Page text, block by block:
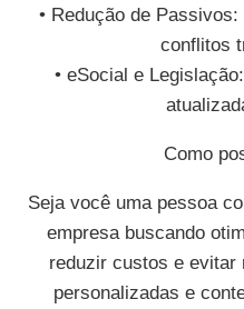
• Redução de
conflitos
• eSocial e
Como
Seja você uma pessoa
empresa buscando
reduzir custos e evitar
personalizadas e